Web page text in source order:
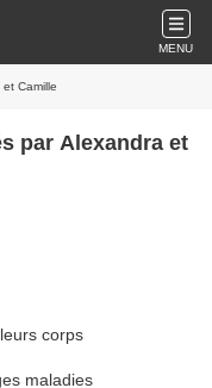
MENU
Camille
par Alexandra et
corps
maladies